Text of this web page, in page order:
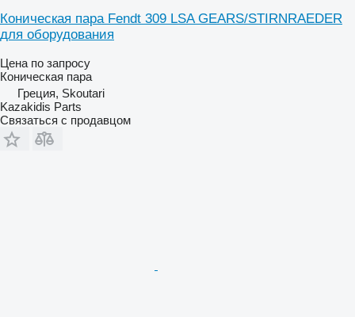
Коническая пара Fendt 309 LSA GEARS/STIRNRAEDER
для оборудования
Цена по запросу
Коническая пара
Греция, Skoutari
Kazakidis Parts
Связаться с продавцом